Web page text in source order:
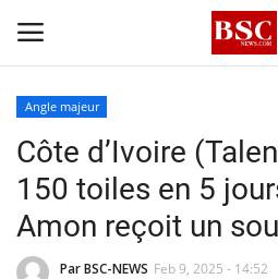
Accueil
Contact
A propos
Angle majeur
Côte d’Ivoire
150 toiles en 5
Amon reçoit un
Par BSC-NEWS Feb 9, 2025 - 14:52